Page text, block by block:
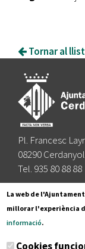
Tornar al
Pl. Francesc
08290
Tel. 935 80 88 88
Segueix-nos a:
Subscriu-te
La web de
millorar l'experiència
informació.
Cookies